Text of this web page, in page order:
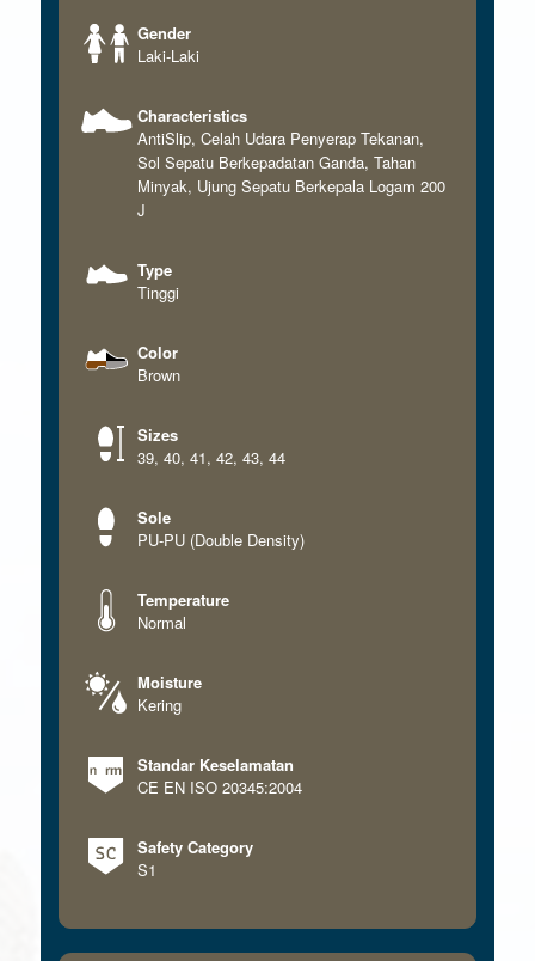
Gender
Laki-Laki
Characteristics
AntiSlip, Celah Udara Penyerap Tekanan,
Sol Sepatu Berkepadatan Ganda, Tahan
Minyak, Ujung Sepatu Berkepala Logam 200
J
Type
Tinggi
Color
Brown
Sizes
39, 40, 41, 42, 43, 44
Sole
PU-PU (Double Density)
Temperature
Normal
Moisture
Kering
Standar Keselamatan
CE EN ISO 20345:2004
Safety Category
S1